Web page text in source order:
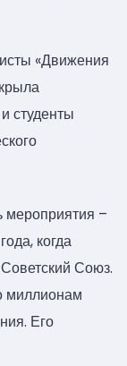
«Движения
студенты
мероприятия –
когда
Союз.
миллионам
Его